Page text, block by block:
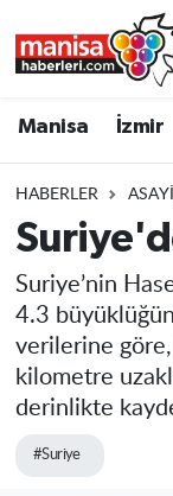
Manisa İzmir
HABERLER
Suriye’nin
4.3
verilerine göre,
kilometre
derinlikte
#Suriye
Turgutlu
Salihli
Soma
Manisa
Manisa
Süper Lig
Son Dakika